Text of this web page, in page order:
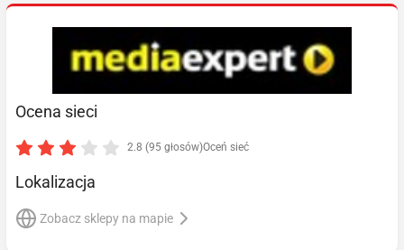
Ocena sieci
2.8 (95 głosów)Oceń sieć
Lokalizacja
Zobacz sklepy na mapie